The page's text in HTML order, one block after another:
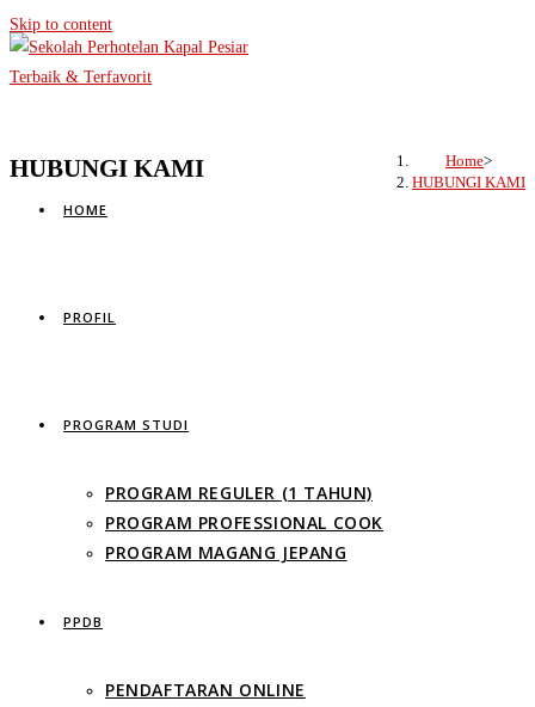
Skip to content
HOME
PROFIL
PROGRAM STUDI
PROGRAM REGULER (1 TAHUN)
PROGRAM PROFESSIONAL COOK
PROGRAM MAGANG JEPANG
PPDB
PENDAFTARAN ONLINE
HUBUNGI KAMI Home>
HUBUNGI KAMI